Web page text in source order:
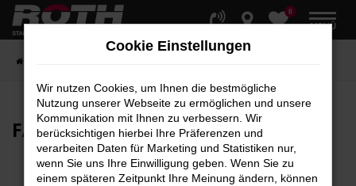
Zum
Hauptinhalt
0
MENÜ
FAHRZEUG-SHOWROOM
Cookie Einstellungen
Wir nutzen Cookies, um Ihnen die bestmögliche
Nutzung unserer Webseite zu ermöglichen und unsere
Kommunikation mit Ihnen zu verbessern. Wir
berücksichtigen hierbei Ihre Präferenzen und
verarbeiten Daten für Marketing und Statistiken nur,
wenn Sie uns Ihre Einwilligung geben. Wenn Sie zu
einem späteren Zeitpunkt Ihre Meinung ändern, können